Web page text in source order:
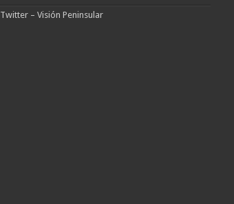
Twitter – Visión Peninsular